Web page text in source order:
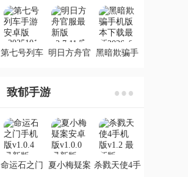
(听说女神不
易当［清
软］完结)
完结版(太子
殿下不容易
［清软］
3.1)
第七号列车 明日方舟官 黑暗欺骗手
致郁手游
命运石之门
夏小梅疑案 杀戮天使4手